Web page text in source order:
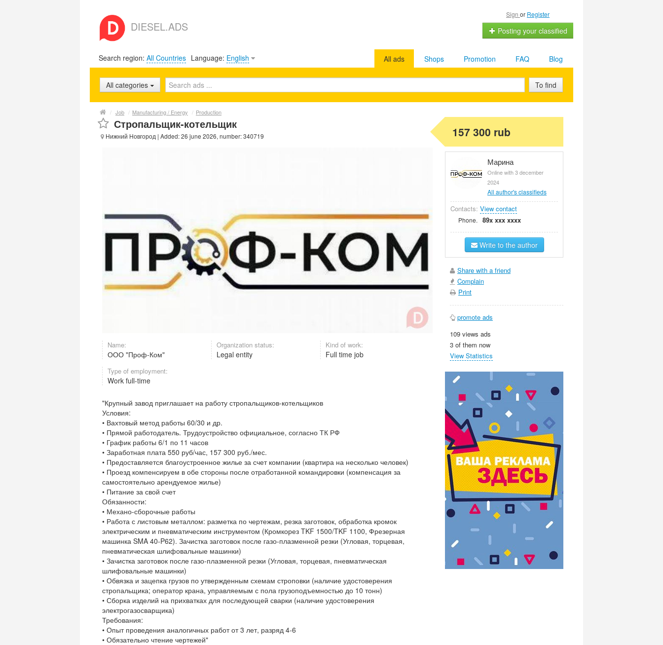
DIESEL.ADS
Sign or Register
Posting your classified
Search region: All Countries Language: English Blog
FAQ
Promotion
Shops
All ads
All categories To find
/ Job / Manufacturing / Energy / Production
Стропальщик-котельщик
Нижний Новгород | Added: 26 june 2026, number: 340719
Name:
ООО "Проф-Ком"
Organization status:
Legal entity
Kind of work:
Full time job
Type of employment:
Work full-time
"Крупный завод приглашает на работу стропальщиков-котельщиков
Условия:
• Вахтовый метод работы 60/30 и др.
• Прямой работодатель. Трудоустройство официальное, согласно ТК РФ
• График работы 6/1 по 11 часов
• Заработная плата 550 руб/час, 157 300 руб./мес.
• Предоставляется благоустроенное жилье за счет компании (квартира на несколько человек)
• Проезд компенсируем в обе стороны после отработанной командировки (компенсация за
самостоятельно арендуемое жилье)
• Питание за свой счет
Обязанности:
• Механо-сборочные работы
• Работа с листовым металлом: разметка по чертежам, резка заготовок, обработка кромок
электрическим и пневматическим инструментом (Кромкорез TKF 1500/TKF 1100, Фрезерная
машинка SMA 40-P62). Зачистка заготовок после газо-плазменной резки (Угловая, торцевая,
пневматическая шлифовальные машинки)
• Зачистка заготовок после газо-плазменной резки (Угловая, торцевая, пневматическая
шлифовальные машинки)
• Обвязка и зацепка грузов по утвержденным схемам строповки (наличие удостоверения
стропальщика; оператор крана, управляемым с пола грузоподъемностью до 10 тонн)
• Сборка изделий на прихватках для последующей сварки (наличие удостоверения
электрогазосварщика)
Требования:
• Опыт проведения аналогичных работ от 3 лет, разряд 4-6
• Обязательно чтение чертежей"
157 300 rub
Марина
Online with 3 december
2024
All author's classifieds
Contacts: View contact
Phone. 89x xxx xxxx
Write to the author
Share with a friend
Complain
Print
promote ads
109 views ads
3 of them now
View Statistics